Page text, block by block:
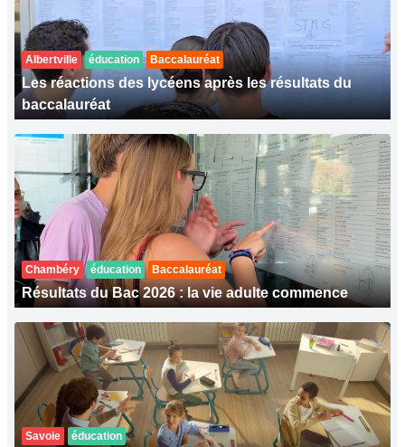
Albertville éducation Baccalauréat
Les réactions des lycéens après les résultats du
baccalauréat
Chambéry éducation Baccalauréat
Résultats du Bac 2026 : la vie adulte commence
Savoie éducation